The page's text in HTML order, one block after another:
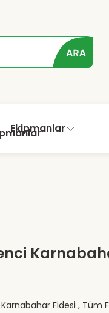
Ekipmanlar
Karnabahar Fidesi , Tüm